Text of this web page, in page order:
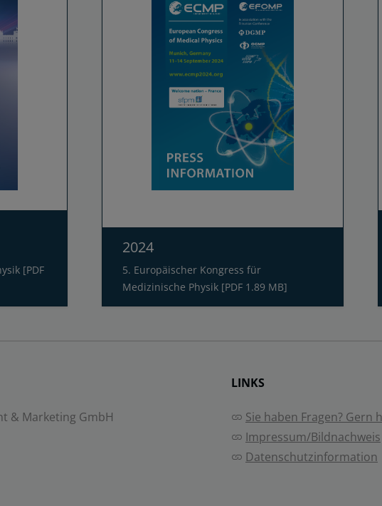
[PDF
2024
5. Europäischer Kongress für
Medizinische Physik [PDF 1.89 MB]
& Marketing GmbH
LINKS
Sie haben Fragen? Gern
Impressum/Bildnachweis
Datenschutzinformation